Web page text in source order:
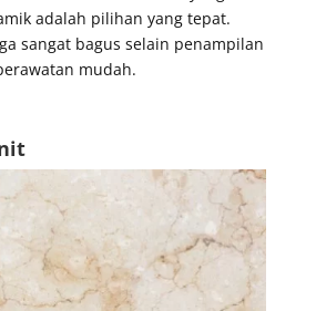
adalah pilihan yang tepat.
sangat bagus selain penampilan
mudah.